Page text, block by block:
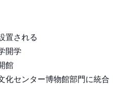
学院が設置される
短期大学開学
ンター開館
化センター博物館部門に統合